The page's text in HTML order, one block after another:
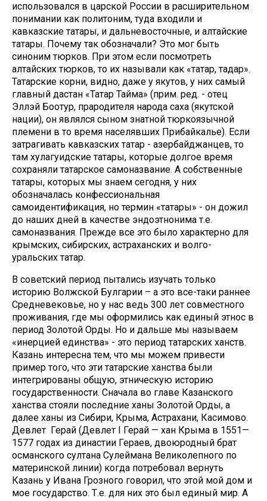
использовался в царской России в расширительном
понимании как политоним, туда входили и
кавказские татары, и дальневосточные, и алтайские
татары. Почему так обозначали? Это мог быть
синоним тюрков. При этом если посмотреть
алтайских тюрков, то их называли как «татар, тадар».
Татарские корни, видно, даже у якутов, у них самый
главный дастан «Татар Тайма» (прим. ред. - отец
Эллэй Боотур, прародителя народа саха (якутской
нации), он являлся сыном знатной тюркоязычной
племени в то время населявших Прибайкалье). Если
затрагивать кавказских татар - азербайджанцев, то
там хулагуидские татары, которые долгое время
сохраняли татарское самоназвание. А собственные
татары, которых мы знаем сегодня, у них
обозначалась конфессиональная
самоидентификация, но термин «татары» - он дожил
до наших дней в качестве эндоэтнонима т.е.
самоназвания. Прежде все это было характерно для
крымских, сибирских, астраханских и волго-
уральских татар.
В советский период пытались изучать только
историю Волжской Булгарии – а это все-таки раннее
Средневековье, но у нас ведь 300 лет совместного
проживания, где мы оформились как единый этнос в
период Золотой Орды. Но и дальше мы называем
«инерцией единства» - это период татарских ханств.
Казань интересна тем, что мы можем привести
пример того, что эти татарские ханства были
интегрированы общую, этническую историю
государственности. Сначала во главе Казанского
ханства стояли последние ханы Золотой Орды, а
далее ханы из Сибири, Крыма, Астрахани, Касимово.
Девлет Герай (Девлет I Герай — хан Крыма в 1551—
1577 годах из династии Гераев, двоюродный брат
османского султана Сулеймана Великолепного по
материнской линии) когда потребовал вернуть
Казань у Ивана Грозного говорил, что этой мой дом и
мое государство. Т.е. для них это был единый мир. А